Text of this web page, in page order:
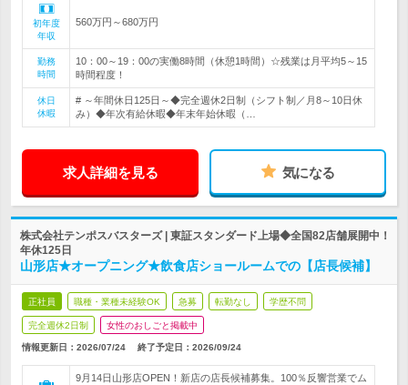
初年度
年収
560万円～680万円
勤務
時間
10：00～19：00の実働8時間（休憩1時間）☆残業は月平均5～15
時間程度！
休日
休暇
# ～年間休日125日～◆完全週休2日制（シフト制／月8～10日休
み）◆年次有給休暇◆年末年始休暇（…
求人詳細を見る 気になる
株式会社テンポスバスターズ | 東証スタンダード上場◆全国82店舗展開中！
年休125日
山形店★オープニング★飲食店ショールームでの【店長候補】
正社員 職種・業種未経験OK 急募 転勤なし 学歴不問
完全週休2日制 女性のおしごと掲載中
情報更新日：2026/07/24 終了予定日： 2026/09/24
9月14日山形店OPEN！新店の店長候補募集。100％反響営業でム